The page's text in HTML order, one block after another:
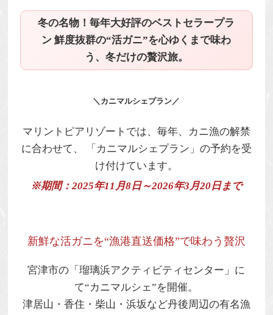
冬の名物！毎年大好評のベストセラープラ
ン 鮮度抜群の“活ガニ”を心ゆくまで味わ
う、冬だけの贅沢旅。
＼カニマルシェプラン／
マリントピアリゾートでは、毎年、カニ漁の解禁
に合わせて、
「カニマルシェプラン」 の予約を受
け付けています。
※期間：2025年11月8日～2026年3月20日まで
新鮮な活ガニを“漁港直送価格”で味わう贅沢
宮津市の「瑠璃浜アクティビティセンター」に
て“カニマルシェ”を開催。
津居山・香住・柴山・浜坂など丹後周辺の有名漁